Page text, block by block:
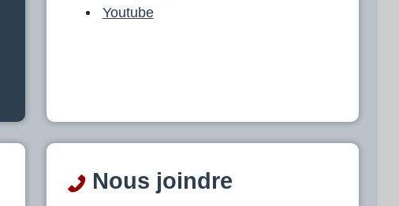
Youtube
Nous joindre